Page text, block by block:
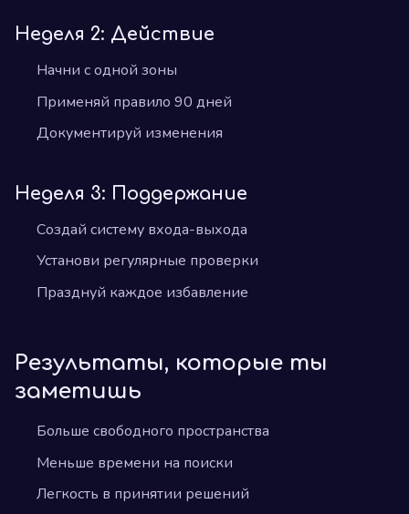
Неделя 2: Действие
Начни с одной зоны
Применяй правило 90 дней
Документируй изменения
Неделя 3: Поддержание
Создай систему входа-выхода
Установи регулярные проверки
Празднуй каждое избавление
Результаты, которые ты
заметишь
Больше свободного пространства
Меньше времени на поиски
Легкость в принятии решений